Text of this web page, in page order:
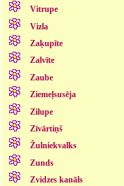
Vitrupe
Vizla
Zaķupīte
Zalvīte
Zaube
Ziemeļsusēja
Zilupe
Zīvārtiņš
Žulniekvalks
Zunds
Zvidzes kanāls